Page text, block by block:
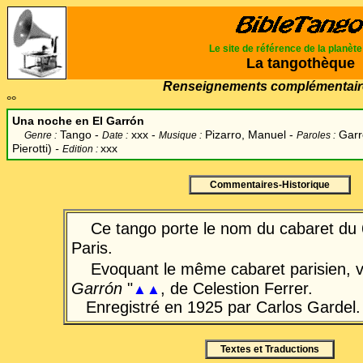
Le site de référence de la planète
La tangothèque
Renseignements
°°
Una noche en El Garrón
Genre : Tango - Date : xxx - Musique : Pizarro, Manuel - Paroles :
Pierotti) - Edition : xxx
Commentaires-Historique
Ce tango porte le nom du cabaret
Paris.
Evoquant le même cabaret parisien,
Garrón "▲▲ , de Celestion Ferrer.
Enregistré en 1925 par Carlos Gardel.
Textes et Traductions